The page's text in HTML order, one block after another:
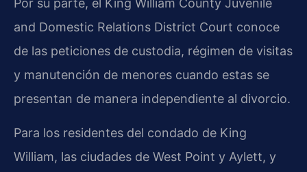
Por su parte, el King William County Juvenile
and Domestic Relations District Court conoce
de las peticiones de custodia, régimen de visitas
y manutención de menores cuando estas se
presentan de manera independiente al divorcio.
Para los residentes del condado de King
William, las ciudades de West Point y Aylett, y